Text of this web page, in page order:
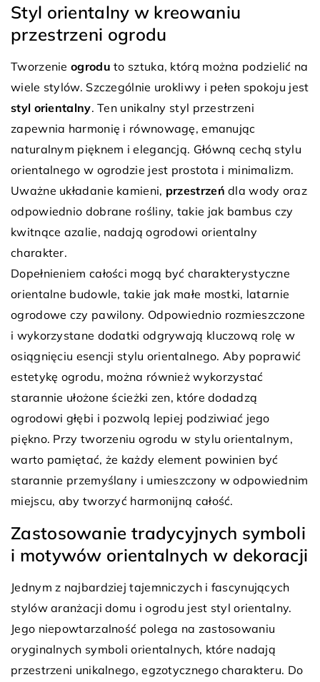
Styl orientalny w kreowaniu
przestrzeni ogrodu
Tworzenie ogrodu to sztuka, którą można podzielić na
wiele stylów. Szczególnie urokliwy i pełen spokoju jest
styl orientalny. Ten unikalny styl przestrzeni
zapewnia harmonię i równowagę, emanując
naturalnym pięknem i elegancją. Główną cechą stylu
orientalnego w ogrodzie jest prostota i minimalizm.
Uważne układanie kamieni, przestrzeń dla wody oraz
odpowiednio dobrane rośliny, takie jak bambus czy
kwitnące azalie, nadają ogrodowi orientalny
charakter.
Dopełnieniem całości mogą być charakterystyczne
orientalne budowle, takie jak małe mostki, latarnie
ogrodowe czy pawilony. Odpowiednio rozmieszczone
i wykorzystane dodatki odgrywają kluczową rolę w
osiągnięciu esencji stylu orientalnego. Aby poprawić
estetykę ogrodu, można również wykorzystać
starannie ułożone ścieżki zen, które dodadzą
ogrodowi głębi i pozwolą lepiej podziwiać jego
piękno. Przy tworzeniu ogrodu w stylu orientalnym,
warto pamiętać, że każdy element powinien być
starannie przemyślany i umieszczony w odpowiednim
miejscu, aby tworzyć harmonijną całość.
Zastosowanie tradycyjnych symboli
i motywów orientalnych w dekoracji
Jednym z najbardziej tajemniczych i fascynujących
stylów aranżacji domu i ogrodu jest styl orientalny.
Jego niepowtarzalność polega na zastosowaniu
oryginalnych symboli orientalnych, które nadają
przestrzeni unikalnego, egzotycznego charakteru. Do